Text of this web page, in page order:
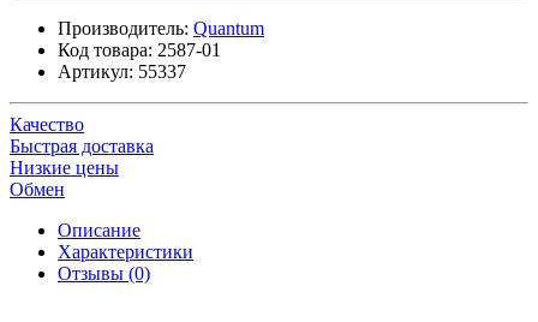
Производитель: Quantum
Код товара: 2587-01
Артикул: 55337
Качество
Быстрая доставка
Низкие цены
Обмен
Описание
Характеристики
Отзывы (0)